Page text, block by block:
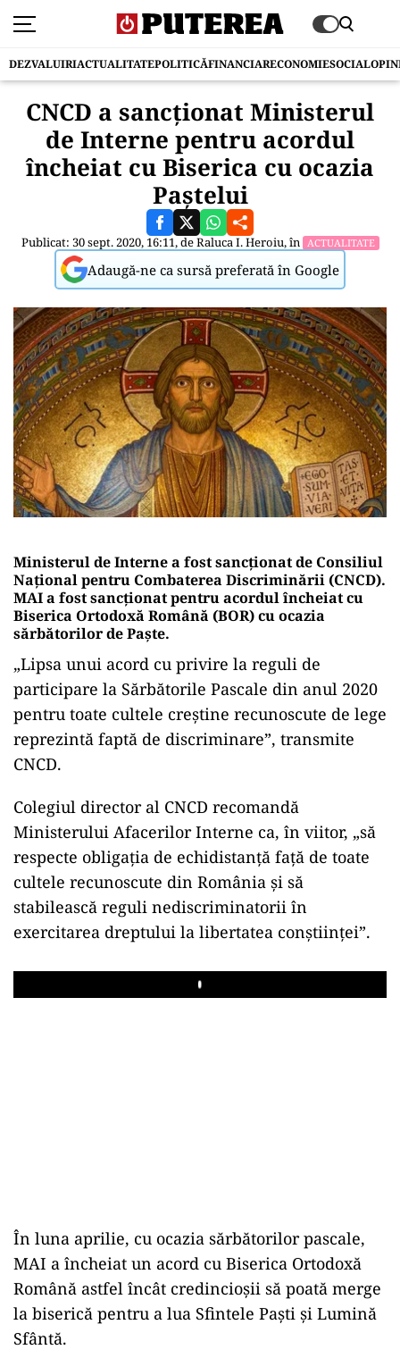
DEZVALUIRIACTUALITATEPOLITICĂFINANCIARECONOMIESOCIAL
CNCD a sancționat Ministerul
de Interne pentru acordul
încheiat cu Biserica cu ocazia
Paștelui
Publicat: 30 sept. 2020, 16:11, deRaluca I. Heroiu, în ACTUALITATE
Adaugă-ne ca sursă preferată în Google
Ministerul de Interne a fost sancţionat de Consiliul
Naţional pentru Combaterea Discriminării (CNCD).
MAI a fost sancționat pentru acordul încheiat cu
Biserica Ortodoxă Română (BOR) cu ocazia
sărbătorilor de Paște.
„Lipsa unui acord cu privire la reguli de
participare la Sărbătorile Pascale din anul 2020
pentru toate cultele creştine recunoscute de lege
reprezintă faptă de discriminare”, transmite
CNCD.
Colegiul director al CNCD recomandă
Ministerului Afacerilor Interne ca, în viitor, „să
respecte obligaţia de echidistanţă faţă de toate
cultele recunoscute din România şi să
stabilească reguli nediscriminatorii în
exercitarea dreptului la libertatea conştiinţei”.
Play
În luna aprilie, cu ocazia sărbătorilor pascale,
MAI a încheiat un acord cu Biserica Ortodoxă
Română astfel încât credincioșii să poată merge
la biserică pentru a lua Sfintele Paști și Lumină
Sfântă.